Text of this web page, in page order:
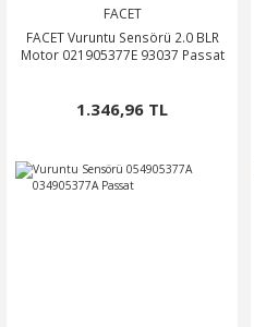
FACET
FACET Vuruntu Sensörü 2.0 BLR
Motor 021905377E 93037 Passat
1.346,96 TL